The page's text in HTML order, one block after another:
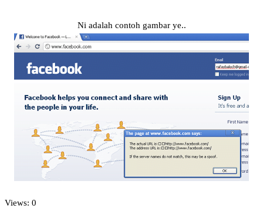
Ni adalah contoh gambar ye..
Views: 0